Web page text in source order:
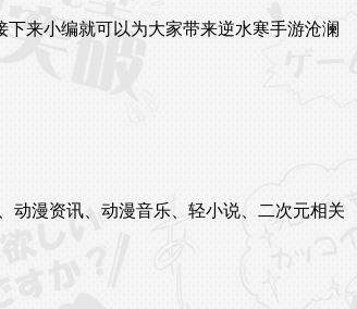
来小编就可以为大家带来逆水寒手游沧澜
动漫资讯、动漫音乐、轻小说、二次元相关